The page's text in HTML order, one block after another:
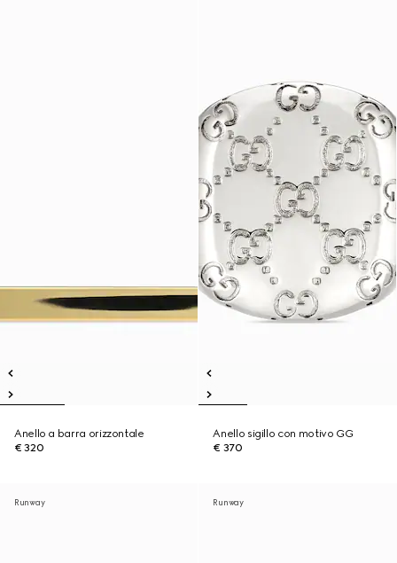
Anello a barra orizzontale
€ 320
Anello sigillo con motivo GG
€ 370
Runway Runway